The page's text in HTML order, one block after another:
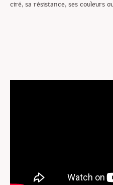
ciré, sa résistance, ses couleurs